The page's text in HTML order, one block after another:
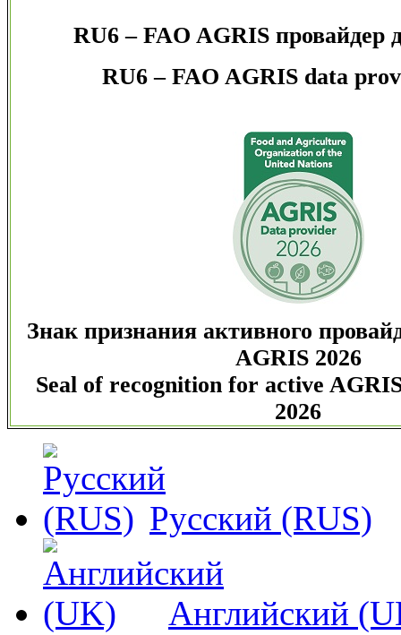
RU6 – FAO AGRIS провайдер
RU6 – FAO AGRIS data
Знак признания активного
AGRIS 2026
Seal of recognition for active
2026
Русский (RUS)
Английский